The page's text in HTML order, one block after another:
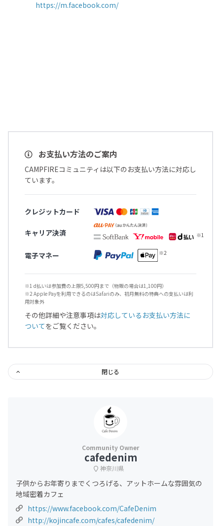
https://m.facebook.com/
お支払い方法のご案内
CAMPFIREコミュニティは以下のお支払い方法に対応し
ています。
クレジットカード
キャリア決済
電子マネー
※1 d払いは参加費の上限5,500円まで（物販の場合は1,100円）
※2 Apple Payを利用できるのはSafariのみ、初月無料の特典への支払いは利
用対象外
その他詳細や注意事項は対応しているお支払い方法に
ついてをご覧ください。
閉じる
cafedenim
神奈川県
子供からお年寄りまでくつろげる、アットホームな雰囲気の
地域密着カフェ
https://www.facebook.com/CafeDenim
http://kojincafe.com/cafes/cafedenim/